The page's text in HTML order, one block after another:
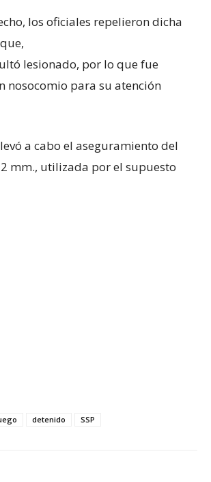
los oficiales repelieron dicha
lesionado, por lo que fue
nosocomio para su atención
a cabo el aseguramiento del
mm., utilizada por el supuesto
detenido SSP